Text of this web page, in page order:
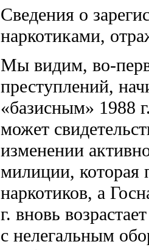
Сведения о
наркотиками,
Мы видим, во-
преступлений,
«базисным» 1988
может
изменении
милиции, которая
наркотиков, а
г. вновь
с нелегальным